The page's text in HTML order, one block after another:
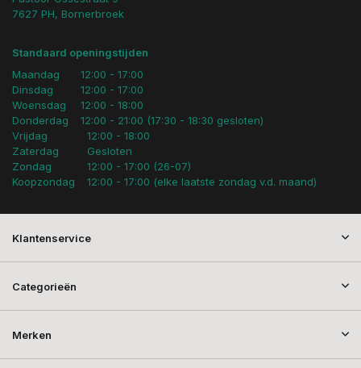
7627 PH, Bornerbroek
Standaard openingstijden
Maandag
Dinsdag
Woensdag
Donderdag
12:00 - 17:00
12:00 - 17:00
12:00 - 18:00
12:00 - 21:00 (17:30 - 18:30 gesloten)
Vrijdag
Zaterdag
Zondag
Koopzondag
12:00 - 18:00
Gesloten
12:00 - 17:00 (26-07)
12:00 - 17:00 (elke laatste zondag v.d. maand)
Klantenservice
Categorieën
Merken